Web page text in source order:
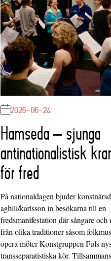
2026-06-24
Hamseda – sjunga
antinationalistisk
för fred
På nationaldagen bjuder
aghili/karlsson in besökarna till en
fredsmanifestation där sångare och
från olika traditioner såsom
opera möter Konstgruppen Fuls
transseparatistiska kör.